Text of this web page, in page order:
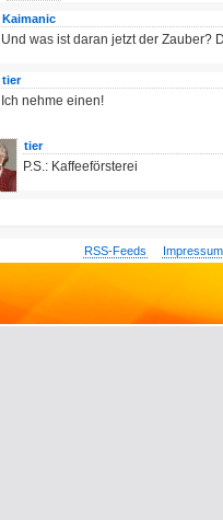
Kaimanic
Und was ist daran jetzt der Zauber?
tier
Ich nehme einen!
tier
P.S.: Kaffeeförsterei
RSS-Feeds Impressum